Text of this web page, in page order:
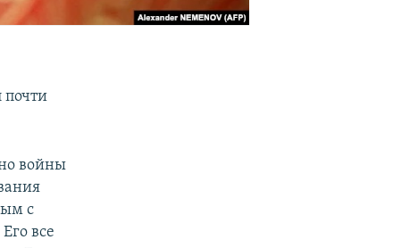
почти
войны
с
все